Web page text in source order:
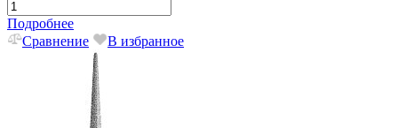
Подробнее
Сравнение
В избранное